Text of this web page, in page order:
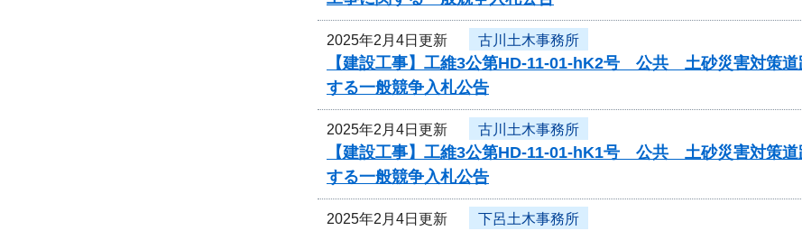
2025年2月4日更新 古川土木事務所
【建設工事】工維3公第HD-11-01-hK2号 公共 土砂災害対策
する一般競争入札公告
2025年2月4日更新 古川土木事務所
【建設工事】工維3公第HD-11-01-hK1号 公共 土砂災害対策
する一般競争入札公告
2025年2月4日更新 下呂土木事務所